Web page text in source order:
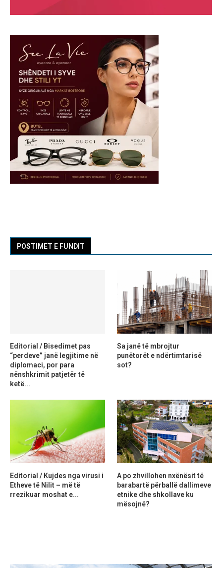
POSTIMET E FUNDIT
Editorial / Bisedimet pas
“perdeve” janë legjitime në
diplomaci, por para
nënshkrimit patjetër të
ketë...
Sa janë të mbrojtur
punëtorët e ndërtimtarisë
sot?
Editorial / Kujdes nga virusi i
Etheve të Nilit – më të
rrezikuar moshat e...
A po zhvillohen nxënësit të
barabartë përballë dallimeve
etnike dhe shkollave ku
mësojnë?